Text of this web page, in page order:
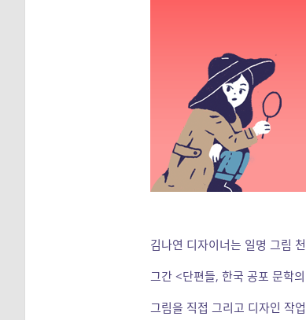
김나연 디자이너는 일명 그림
그간 <단편들, 한국 공포 문학
그림을 직접 그리고 디자인 작